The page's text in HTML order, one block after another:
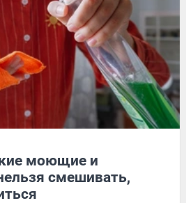
моющие и
смешивать,